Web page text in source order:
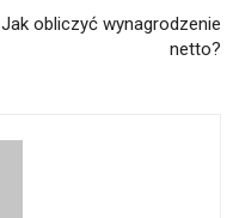
Jak obliczyć wynagrodzenie
netto?